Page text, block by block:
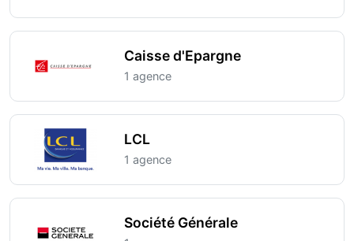
Caisse d'Epargne
1 agence
LCL
1 agence
Société Générale